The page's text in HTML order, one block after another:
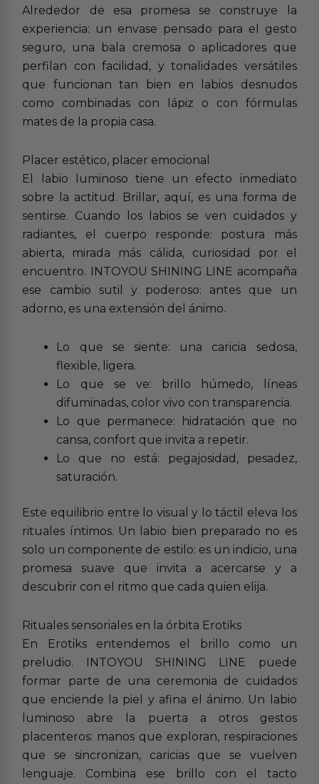
Alrededor de esa promesa se construye la
experiencia: un envase pensado para el gesto
seguro, una bala cremosa o aplicadores que
perfilan con facilidad, y tonalidades versátiles
que funcionan tan bien en labios desnudos
como combinadas con lápiz o con fórmulas
mates de la propia casa.
Placer estético, placer emocional
El labio luminoso tiene un efecto inmediato
sobre la actitud. Brillar, aquí, es una forma de
sentirse. Cuando los labios se ven cuidados y
radiantes, el cuerpo responde: postura más
abierta, mirada más cálida, curiosidad por el
encuentro. INTOYOU SHINING LINE acompaña
ese cambio sutil y poderoso: antes que un
adorno, es una extensión del ánimo.
Lo que se siente: una caricia sedosa,
flexible, ligera.
Lo que se ve: brillo húmedo, líneas
difuminadas, color vivo con transparencia.
Lo que permanece: hidratación que no
cansa, confort que invita a repetir.
Lo que no está: pegajosidad, pesadez,
saturación.
Este equilibrio entre lo visual y lo táctil eleva los
rituales íntimos. Un labio bien preparado no es
solo un componente de estilo: es un indicio, una
promesa suave que invita a acercarse y a
descubrir con el ritmo que cada quien elija.
Rituales sensoriales en la órbita Erotiks
En Erotiks entendemos el brillo como un
preludio. INTOYOU SHINING LINE puede
formar parte de una ceremonia de cuidados
que enciende la piel y afina el ánimo. Un labio
luminoso abre la puerta a otros gestos
placenteros: manos que exploran, respiraciones
que se sincronizan, caricias que se vuelven
lenguaje. Combina ese brillo con el tacto